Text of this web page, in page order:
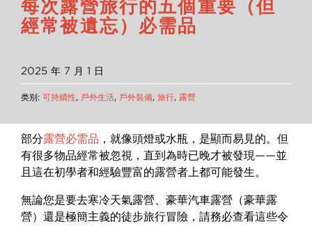
每次露營旅行的五個重要（但
經常被遺忘）必需品
2025 年 7 月 1 日
类别: 可持續性, 戶外生活, 戶外裝備, 旅行, 露營
部分露營必需品 ，就像頭燈或水瓶，是顯而易見的。但
有很多物品經常被忽視，直到為時已晚才被發現——並
且這在初學者和經驗豐富的露營者上都可能發生。
無論您是要去寒冷天氣露營、豪華汽車露營（豪華露
營）還是極簡主義的徒步旅行冒險，請務必查看這些令